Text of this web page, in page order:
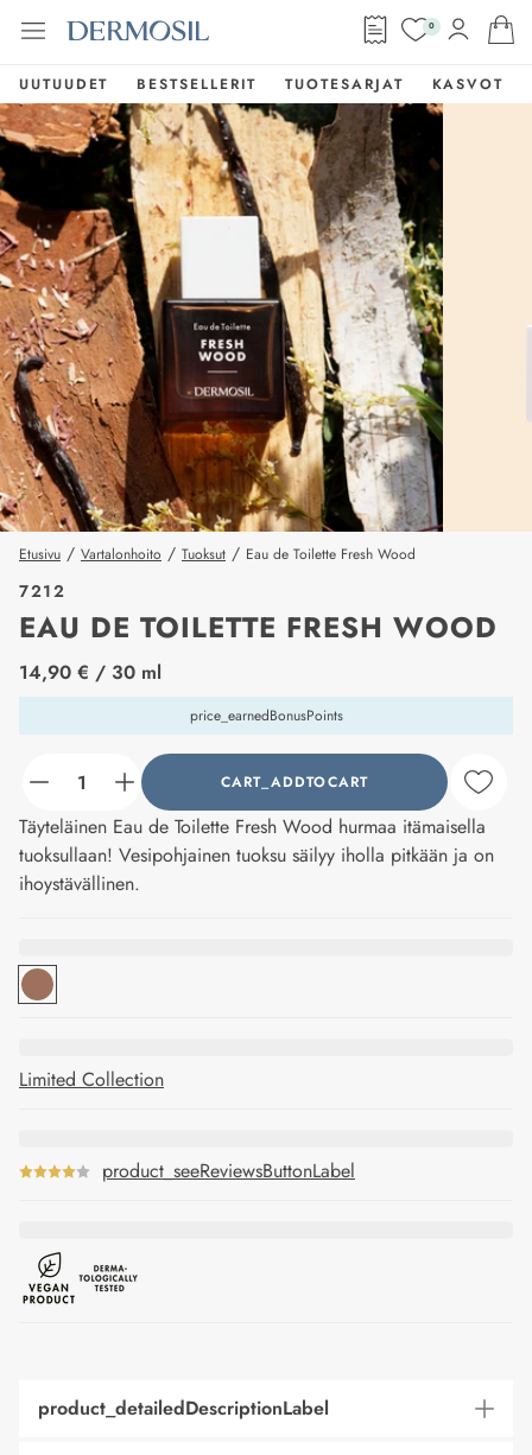
0
UUTUUDET BESTSELLERIT TUOTESARJAT KASVOT
Etusivu / Vartalonhoito / Tuoksut / Eau de Toilette Fresh Wood
7212
EAU DE TOILETTE FRESH WOOD
price_label
14,90 € / 30 ml
price_earnedBonusPoints
counter_current CART_ADDTOCART
Täyteläinen Eau de Toilette Fresh Wood hurmaa itämaisella
tuoksullaan! Vesipohjainen tuoksu säilyy iholla pitkään ja on
ihoystävällinen.
Limited Collection
product_seeReviewsButtonLabel
product_detailedDescriptionLabel